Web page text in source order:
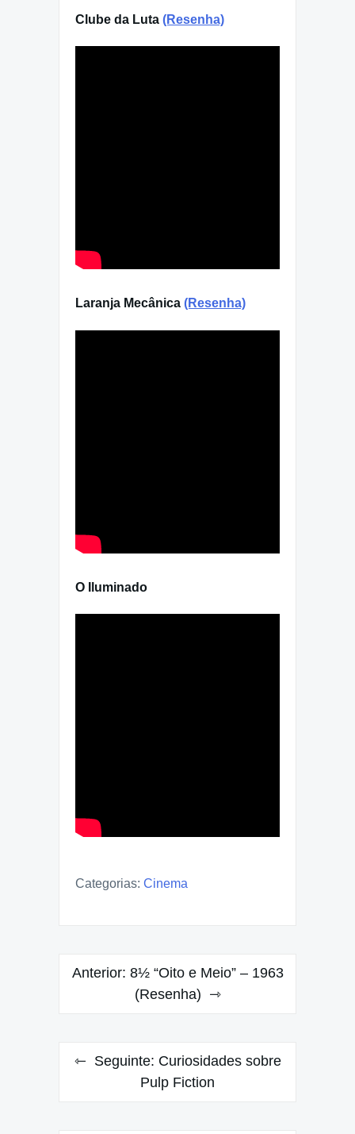
Clube da Luta (Resenha)
Laranja Mecânica (Resenha)
O Iluminado
Categorias: Cinema
Navegação
Anterior: 8½ “Oito e Meio” – 1963
(Resenha)
Seguinte: Curiosidades sobre
Pulp Fiction